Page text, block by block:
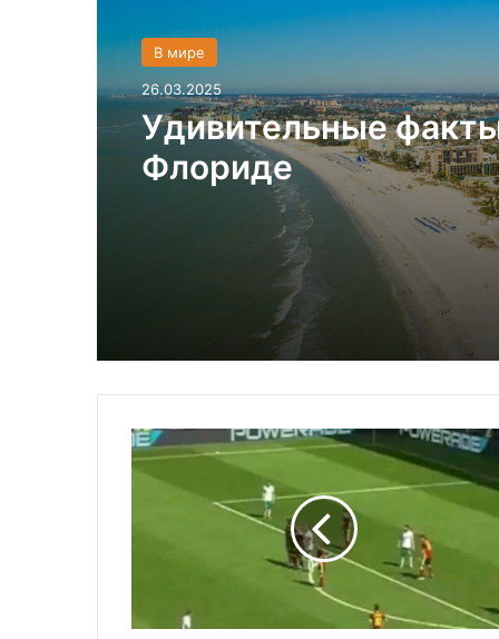
В мире
26.03.2025
Удивительные
Флориде
Б
е
о